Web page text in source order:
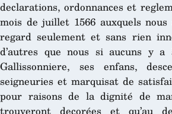
declarations, ordonnances et
mois de juillet 1566 auxquels
regard seulement et sans rien
d’autres que nous si aucuns y
Gallissonniere, ses enfans,
seigneuries et marquisat de
pour raisons de la dignité de
trouveront decorées et qu’au